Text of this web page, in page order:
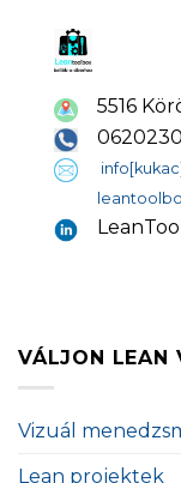
5516
info[kukac]
VÁLJON LEAN
Vizuál
Lean projektek